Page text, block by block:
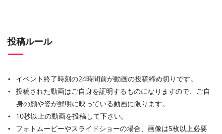
投稿ルール
イベント終了時刻の24時間前が動画の投稿締め切りです。
投稿された動画はご自身を証明するものになりますので、ご自
身の顔や姿が鮮明に映っている動画に限ります。
10秒以上の動画を投稿して下さい。
フォトムービーやスライドショーの場合、画像は5枚以上必要